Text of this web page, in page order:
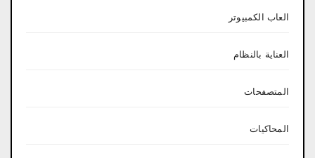
العاب الكمبيوتر
العناية بالنظام
المتصفحات
المحاكيات